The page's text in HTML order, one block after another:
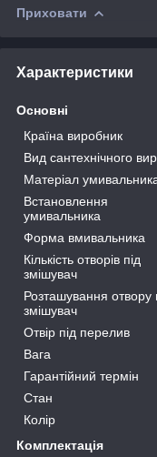
Приховати
Характеристики
Основні
Країна виробник
Вид сантехнічного
Матеріал
Встановлення
умивальника
Форма вмивальника
Кількість отворів під
змішувач
Розташування отвору
змішувач
Отвір під перелив
Вага
Гарантійний термін
Стан
Колір
Комплектація